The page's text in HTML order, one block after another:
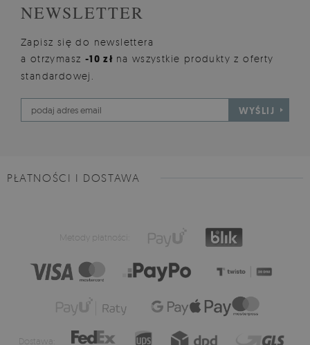
NEWSLETTER
Zapisz się do newslettera
a otrzymasz -10 zł na wszystkie produkty z oferty
standardowej.
WYŚLIJ
PŁATNOŚCI I DOSTAWA
Metody płatności:
Dostawa: